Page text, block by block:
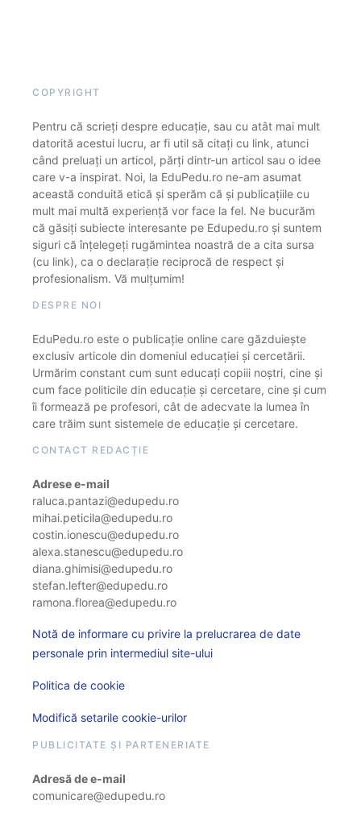
COPYRIGHT
Pentru că scrieți despre educație, sau cu atât mai mult
datorită acestui lucru, ar fi util să citați cu link, atunci
când preluați un articol, părți dintr-un articol sau o idee
care v-a inspirat. Noi, la EduPedu.ro ne-am asumat
această conduită etică și sperăm că și publicațiile cu
mult mai multă experiență vor face la fel. Ne bucurăm
că găsiți subiecte interesante pe Edupedu.ro și suntem
siguri că înțelegeți rugămintea noastră de a cita sursa
(cu link), ca o declarație reciprocă de respect și
profesionalism. Vă mulțumim!
DESPRE NOI
EduPedu.ro este o publicație online care găzduiește
exclusiv articole din domeniul educației și cercetării.
Urmărim constant cum sunt educați copiii noștri, cine și
cum face politicile din educație și cercetare, cine și cum
îi formează pe profesori, cât de adecvate la lumea în
care trăim sunt sistemele de educație și cercetare.
CONTACT REDACȚIE
Adrese e-mail
raluca.pantazi@edupedu.ro
mihai.peticila@edupedu.ro
costin.ionescu@edupedu.ro
alexa.stanescu@edupedu.ro
diana.ghimisi@edupedu.ro
stefan.lefter@edupedu.ro
ramona.florea@edupedu.ro
Notă de informare cu privire la prelucrarea de date
personale prin intermediul site-ului
Politica de cookie
Modifică setarile cookie-urilor
PUBLICITATE ȘI PARTENERIATE
Adresă de e-mail
comunicare@edupedu.ro